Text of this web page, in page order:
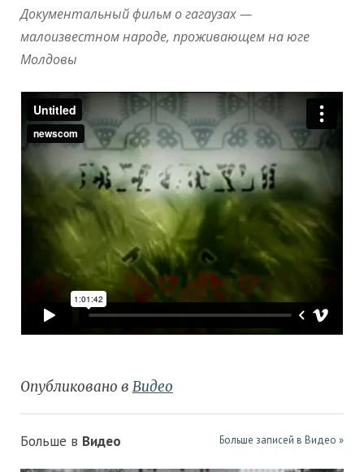
Документальный фильм о гагаузах —
малоизвестном народе, проживающем на юге
Молдовы
Опубликовано в Видео
Больше в Видео Больше записей в Видео »